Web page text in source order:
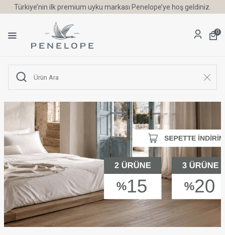
Türkiye’nin ilk premium uyku markası Penelope’ye hoş geldiniz.
0